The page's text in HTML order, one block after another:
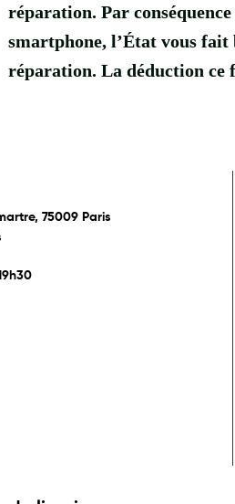
réparation. Par
smartphone, l’État vous fait
réparation. La déduction ce
75009 Paris